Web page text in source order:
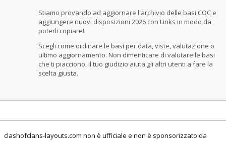
Stiamo provando ad aggiornare l'archivio delle basi COC e
aggiungere nuovi disposizioni 2026 con Links in modo da
poterli copiare!
Scegli come ordinare le basi per data, viste, valutazione o
ultimo aggiornamento. Non dimenticare di valutare le basi
che ti piacciono, il tuo giudizio aiuta gli altri utenti a fare la
scelta giusta.
clashofclans-layouts.com non è ufficiale e non è sponsorizzato da